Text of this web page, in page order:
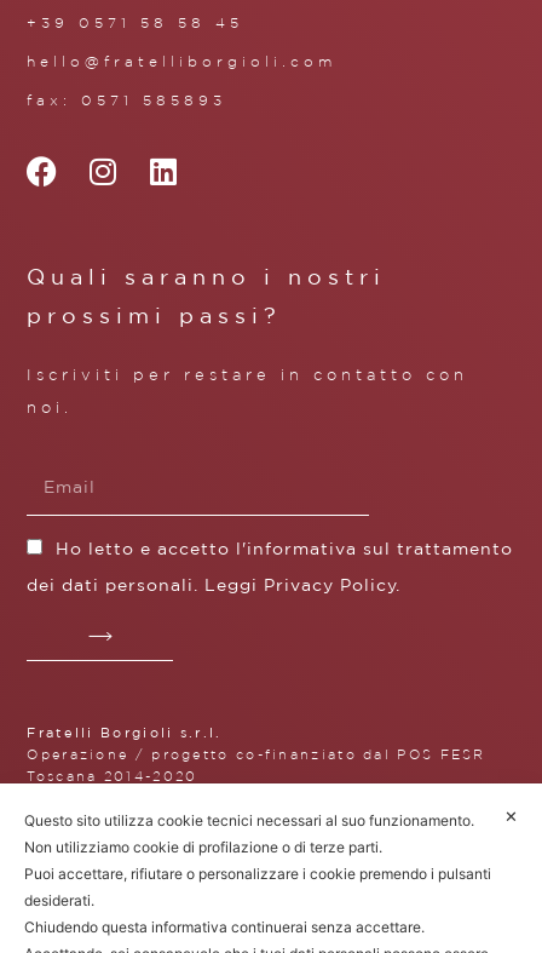
+39 0571 58 58 45
hello@fratelliborgioli.com
fax: 0571 585893
Quali saranno i nostri
prossimi passi?
Iscriviti per restare in contatto con
noi.
Ho letto e accetto l'informativa sul trattamento
dei dati personali. Leggi Privacy Policy
Fratelli Borgioli s.r.l.
Operazione / progetto co-finanziato dal POS FESR
Toscana 2014-2020
Fratelli Borgioli Srl – Via
P.I. 00541050480 – © 2022. Tutti i diritti
riservati.
✕
Questo sito utilizza cookie tecnici necessari al suo funzionamento.
Non utilizziamo cookie di profilazione o di terze parti.
Puoi accettare, rifiutare o personalizzare i cookie premendo i pulsanti
desiderati.
Chiudendo questa informativa continuerai senza accettare.